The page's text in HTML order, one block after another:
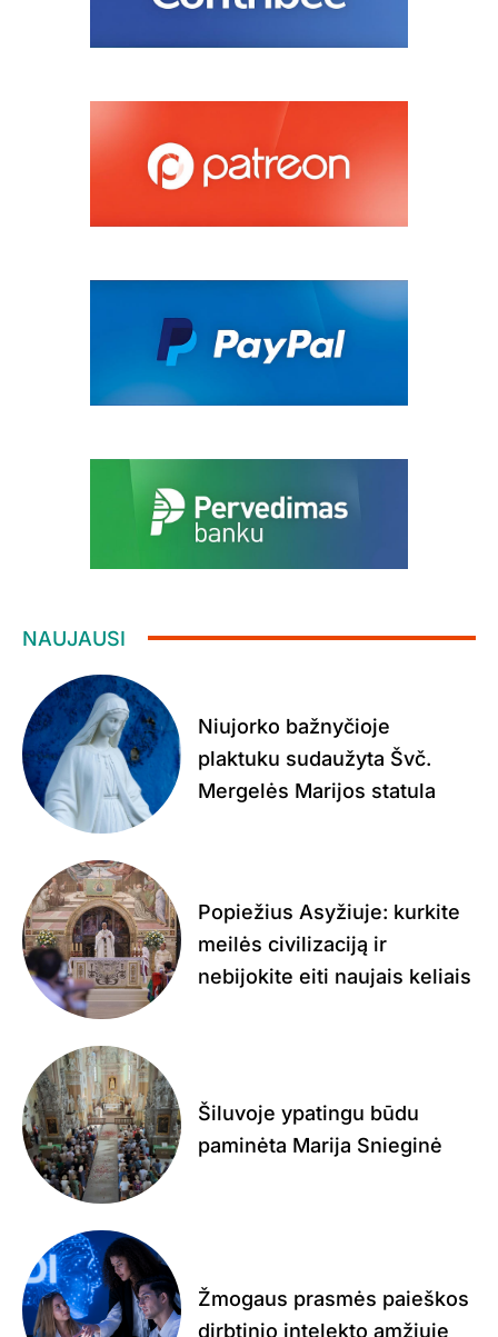
NAUJAUSI
Niujorko bažnyčioje
plaktuku sudaužyta Švč.
Mergelės Marijos statula
Popiežius Asyžiuje: kurkite
meilės civilizaciją ir
nebijokite eiti naujais keliais
Šiluvoje ypatingu būdu
paminėta Marija Snieginė
Žmogaus prasmės paieškos
dirbtinio intelekto amžiuje